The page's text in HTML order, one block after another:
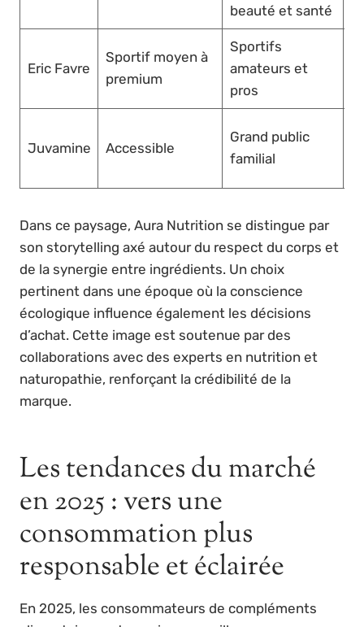
beauté et santé
Eric Favre
Sportif moyen à
premium
Sportifs
amateurs et
pros
Juvamine Accessible
Grand public
familial
Dans ce paysage, Aura Nutrition se distingue par
son storytelling axé autour du respect du corps et
de la synergie entre ingrédients. Un choix
pertinent dans une époque où la conscience
écologique influence également les décisions
d’achat. Cette image est soutenue par des
collaborations avec des experts en nutrition et
naturopathie, renforçant la crédibilité de la
marque.
Les tendances du marché
en 2025 : vers une
consommation plus
responsable et éclairée
En 2025, les consommateurs de compléments